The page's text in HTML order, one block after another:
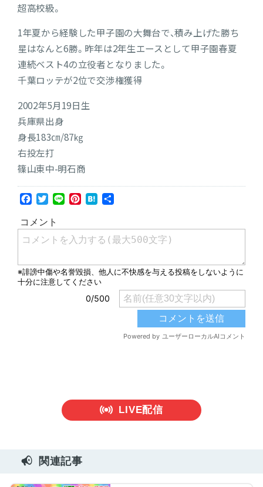
超高校級。
1年夏から経験した甲子園の大舞台で、積み上げた勝ち
星はなんと6勝。昨年は2年生エースとして甲子園春夏
連続ベスト4の立役者となりました。
千葉ロッテが2位で交渉権獲得
2002年5月19日生
兵庫県出身
身長183㎝/87㎏
右投左打
篠山東中-明石商
Facebook
Twitter
LinePinterest
Hatena
共
LIVE配信
関連記事